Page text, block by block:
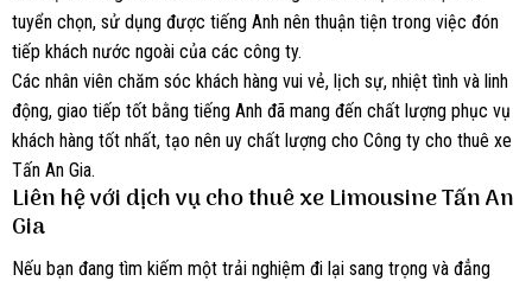
tuyển chọn, sử dụng được tiếng Anh nên thuận tiện trong việc đón
tiếp khách nước ngoài của các công ty.
Các nhân viên chăm sóc khách hàng vui vẻ, lịch sự, nhiệt tình và linh
động, giao tiếp tốt bằng tiếng Anh đã mang đến chất lượng phục vụ
khách hàng tốt nhất, tạo nên uy chất lượng cho Công ty cho thuê xe
Tấn An Gia.
Liên hệ với dịch vụ cho thuê xe Limousine Tấn An
Gia
Nếu bạn đang tìm kiếm một trải nghiệm đi lại sang trọng và đẳng